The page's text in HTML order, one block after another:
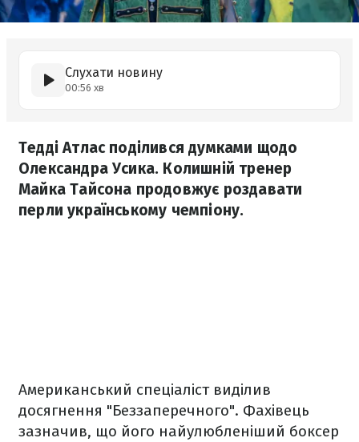
Слухати новину
00:56 хв
Тедді Атлас поділився думками щодо
Олександра Усика. Колишній тренер
Майка Тайсона продовжує роздавати
перли українському чемпіону.
Американський спеціаліст виділив
досягнення "Беззаперечного". Фахівець
зазначив, що його найулюбленіший боксер